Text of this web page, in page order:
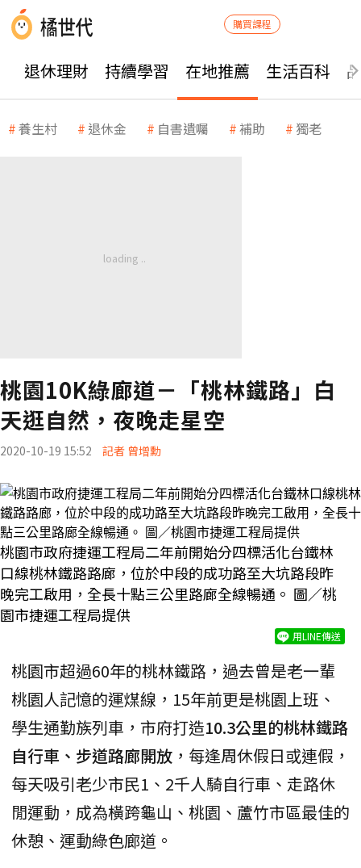
購買課程
退休理財 持續學習 在地推薦 生活百科
養生村 退休金 自書遺囑 補助 獨老
桃園10K綠廊道－「桃林鐵路」白
天逛自然，夜晚走星空
2020-10-19 15:52 記者 曾增勳
桃園市政府捷運工程局二年前開始分四標活化台鐵林
口線桃林鐵路路廊，位於中段的成功路至大坑路段昨
晚完工啟用，全長十點三公里路廊全線暢通。 圖／桃
園市捷運工程局提供
用LINE傳送
桃園市超過60年的桃林鐵路，過去曾是老一輩
桃園人記憶的運煤線，15年前更是桃園上班、
學生通勤族列車，市府打造10.3公里的桃林鐵路
自行車、步道路廊開放 ，每逢周休假日或連假，
每天吸引老少市民1、2千人騎自行車、走路休
閒運動，成為橫跨龜山、桃園、蘆竹市區最佳的
休憩、運動綠色廊道。